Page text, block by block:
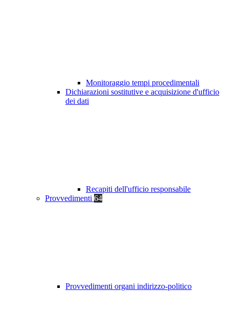
Monitoraggio tempi procedimentali
Dichiarazioni sostitutive e acquisizione d'ufficio
dei dati
Recapiti dell'ufficio responsabile
Provvedimenti 64
Provvedimenti organi indirizzo-politico